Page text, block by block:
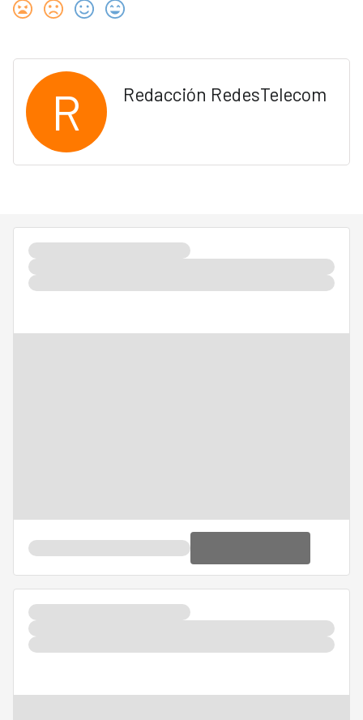
R Redacción RedesTelecom